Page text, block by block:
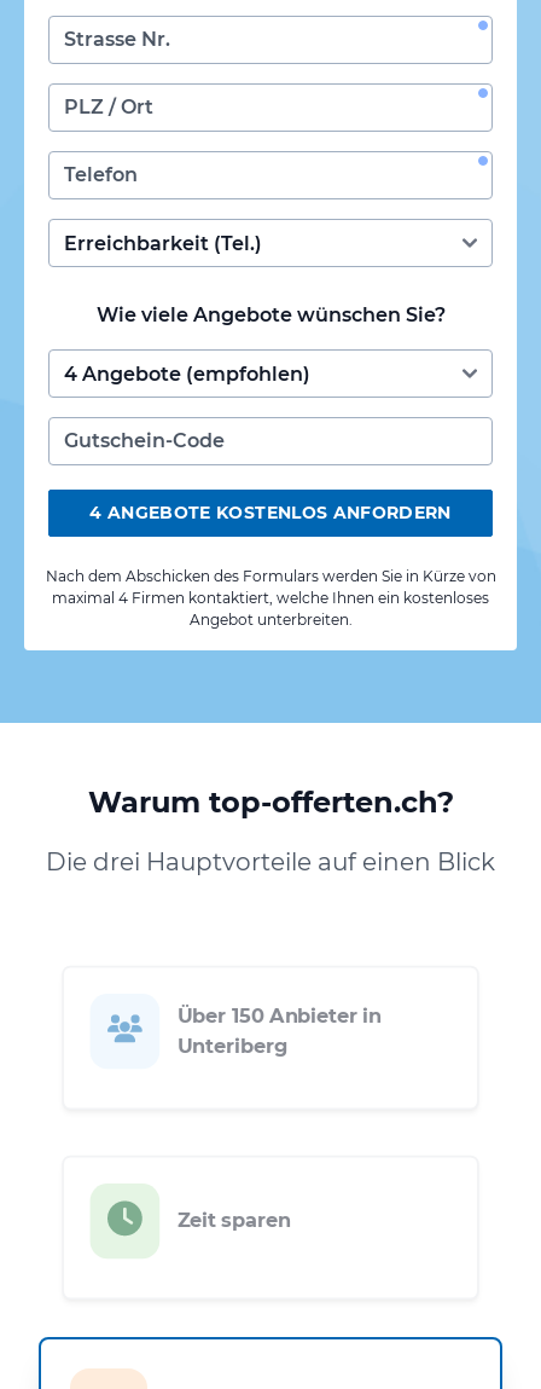
Wie viele Angebote wünschen Sie?
4 ANGEBOTE KOSTENLOS ANFORDERN
Nach dem Abschicken des Formulars werden Sie in Kürze von
maximal 4 Firmen kontaktiert, welche Ihnen ein kostenloses
Angebot unterbreiten.
Warum top-offerten.ch?
Die drei Hauptvorteile auf einen Blick
Über 150 Anbieter in
Unteriberg
Zeit sparen